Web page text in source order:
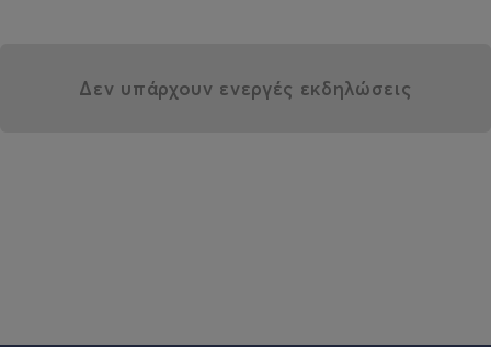
Δεν υπάρχουν ενεργές εκδηλώσεις